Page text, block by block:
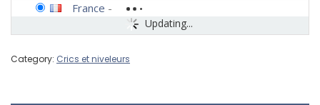
Updating...
France -
Category: Crics et niveleurs